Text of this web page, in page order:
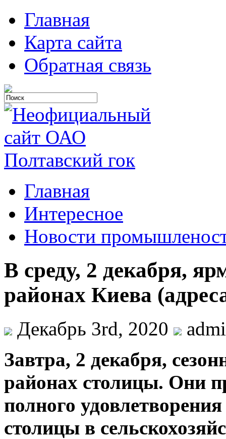
Главная
Карта сайта
Обратная связь
Главная
Интересное
Новости
В среду, 2 декабря,
районах Киева
Декабрь 3rd, 2020
Зaвтрa, 2 декабря,
районах столицы. Они
полного
столицы в